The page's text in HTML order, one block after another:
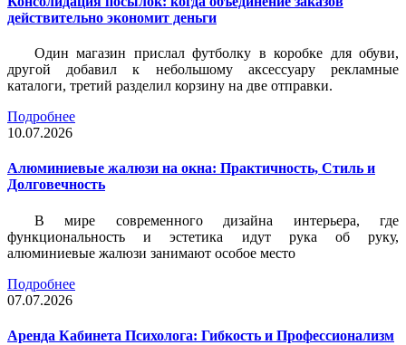
действительно экономит деньги
Один магазин прислал футболку в коробке для обуви,
другой добавил к небольшому аксессуару рекламные
каталоги, третий разделил корзину на две отправки.
Подробнее
10.07.2026
Алюминиевые жалюзи на окна: Практичность, Стиль и
Долговечность
В мире современного дизайна интерьера, где
функциональность и эстетика идут рука об руку,
алюминиевые жалюзи занимают особое место
Подробнее
07.07.2026
Аренда Кабинета Психолога: Гибкость и Профессионализм